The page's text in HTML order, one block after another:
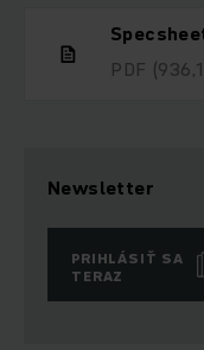
PDF
Newsletter
PRIHLÁSIŤ SA
TERAZ